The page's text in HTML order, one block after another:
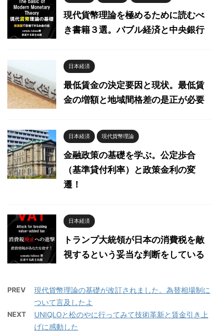
現代貨幣理論を極めるために読むべ
き書籍３選。バブル経済と中央銀行
日本経済
最低賃金の決定要因と現状。最低賃
金の増額と地域間格差の是正が必要
日本経済 現代貨幣理論
金融政策の基礎を学ぶ。公定歩合
（基準貸付利率）と政策金利の変
遷！
日本経済
トランプ大統領が日本の消費税を敵
視するという妥当な判断をしている
PREV
現代貨幣理論の基礎が改訂されました。為替相場制に
ついて言及したよ
NEXT
UNIQLOと松のやに行ってみて技術革新と賃金引き上
げに感動した